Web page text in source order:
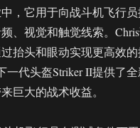
，它用于向战斗机飞行
、视觉和触觉线索。
抬头和眼动实现更高效的
一代头盔Striker II提供了
巨大的战术收益。